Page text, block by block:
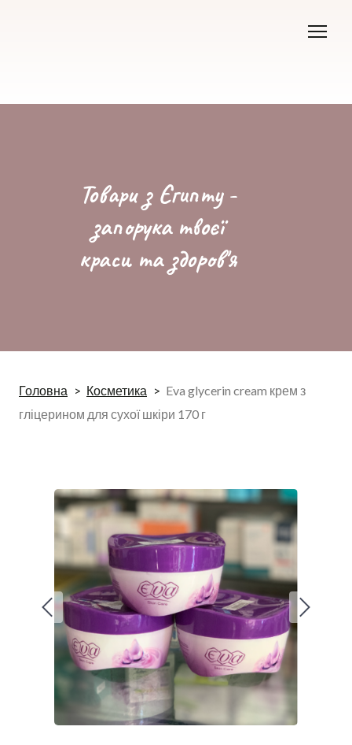
Товари з Єгипту -
запорука твоєї
краси та здоров'я
Головна Косметика
Eva glycerin cream крем з
гліцерином для сухої шкіри 170 г